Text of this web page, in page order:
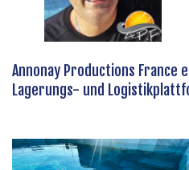
Annonay Productions France
Lagerungs- und